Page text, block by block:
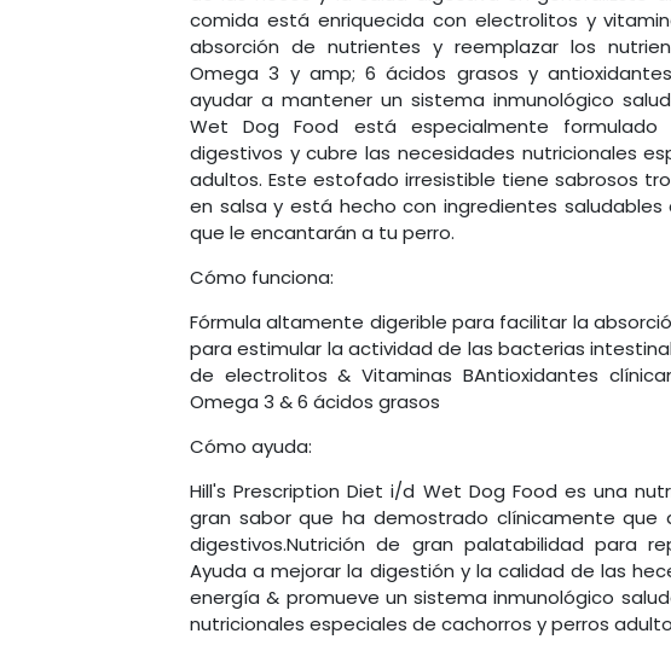
comida está enriquecida con electrolitos y
absorción de nutrientes y reemplazar los
Omega 3 y amp; 6 ácidos grasos y
ayudar a mantener un sistema inmunológico
Wet Dog Food está especialmente
digestivos y cubre las necesidades nutricionales
adultos. Este estofado irresistible tiene sabrosos
en salsa y está hecho con ingredientes
que le encantarán a tu perro.
Cómo funciona:
Fórmula altamente digerible para facilitar la
para estimular la actividad de las bacterias
de electrolitos & Vitaminas BAntioxidantes
Omega 3 & 6 ácidos grasos
Cómo ayuda:
Hill's Prescription Diet i/d Wet Dog Food es una
gran sabor que ha demostrado clínicamente que
digestivos.Nutrición de gran palatabilidad para
Ayuda a mejorar la digestión y la calidad de las
energía & promueve un sistema inmunológico
nutricionales especiales de cachorros y perros